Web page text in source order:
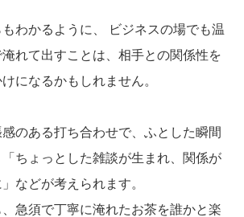
わかるように、 ビジネスの場でも温
れて出すことは、相手との関係性を
になるかもしれません。
のある打ち合わせで、ふとした瞬間
ちょっとした雑談が生まれ、関係が
などが考えられます。
急須で丁寧に淹れたお茶を誰かと楽